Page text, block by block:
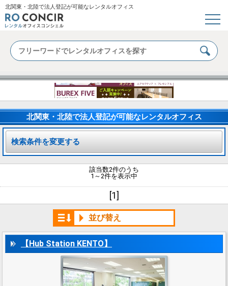
北関東・北陸で法人登記が可能なレンタルオフィス
北関東・北陸で法人登記が可能なレンタルオフィス
検索条件を変更する
該当数2件のうち
1～2件を表示中
[1]
並び替え
【Hub Station KENTO】